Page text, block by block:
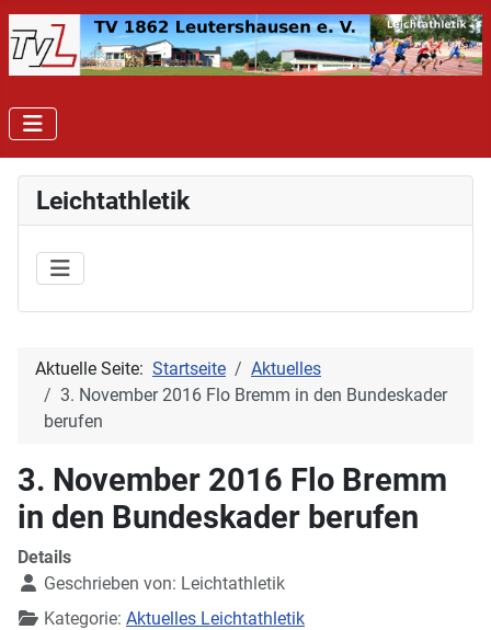
Leichtathletik
Aktuelle Seite: Startseite
Aktuelles
3. November 2016 Flo Bremm in den Bundeskader
berufen
3. November 2016 Flo Bremm
in den Bundeskader berufen
Details
Geschrieben von: Leichtathletik
Kategorie: Aktuelles Leichtathletik